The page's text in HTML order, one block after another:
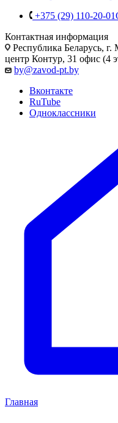
+375 (29) 110-20-01
Контактная информация
Республика Беларусь,
центр Контур, 31 офис (4
by@zavod-pt.by
Вконтакте
RuTube
Одноклассники
Главная